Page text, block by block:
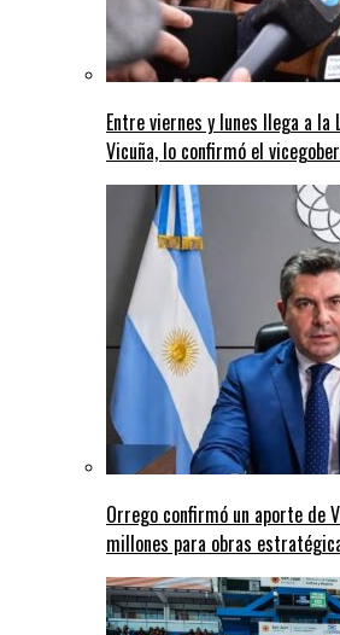
Entre viernes y lunes llega a
Vicuña, lo confirmó el
Orrego confirmó un aporte de
millones para obras